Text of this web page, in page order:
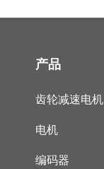
产品
齿轮减速电机
电机
编码器